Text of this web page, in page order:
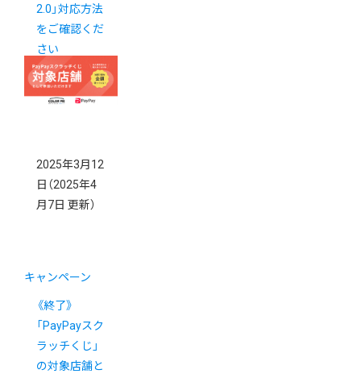
2.0」対応方法
をご確認くだ
さい
2025年3月12
日 （2025年4
月7日 更新）
キャンペーン
《終了》
「PayPayスク
ラッチくじ」
の対象店舗と